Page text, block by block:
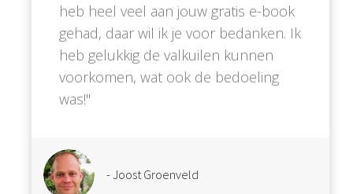
heb heel veel aan jouw gratis e-book
gehad, daar wil ik je voor bedanken. Ik
heb gelukkig de valkuilen kunnen
voorkomen, wat ook de bedoeling
was!''
- Joost Groenveld